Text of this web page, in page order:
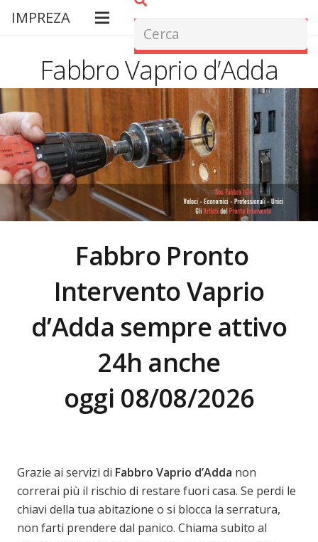
IMPREZA
Fabbro Vaprio d’Adda
Fabbro Pronto
InterventoVaprio
d’Adda sempre attivo
24h anche
oggi 08/08/2026
Grazie ai servizi di Fabbro Vaprio d’Adda non
correrai più il rischio di restare fuori casa. Se perdi le
chiavi della tua abitazione o si blocca la serratura,
non farti prendere dal panico. Chiama subito al